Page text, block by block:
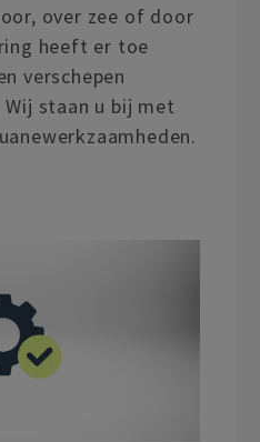
over zee of door
heeft er toe
verschepen
staan u bij met